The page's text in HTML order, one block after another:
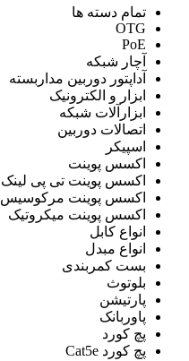
تمام دسته ها
OTG
PoE
آچار شبکه
آداپتور دوربین مداربسته
ابزار و الکترونیک
ابزارآلات شبکه
اتصالات دوربین
اسپیکر
اکسس پوینت
اکسس پوینت تی پی لینک tplink
اکسس پوینت مرکوسیس
اکسس پوینت میکروتیک
انواع کابل
انواع مبدل
بست کمربندی
بلوتوث
پارتیشن
پاوربانک
پچ کورد
پچ کورد Cat5e